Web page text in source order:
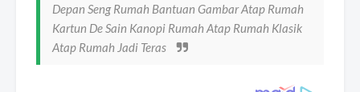
Depan Seng Rumah Bantuan Gambar Atap Rumah
Kartun De Sain Kanopi Rumah Atap Rumah Klasik
Atap Rumah Jadi Teras